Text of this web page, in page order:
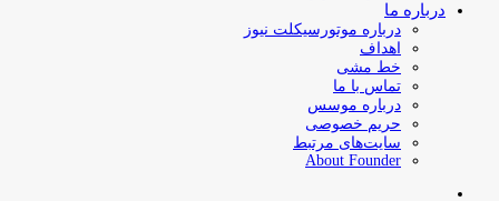
درباره ما
درباره موتورسیکلت نیوز
اهداف
خط مشی
تماس با ما
درباره موسس
حریم خصوصی
سایت‌های مرتبط
About Founder